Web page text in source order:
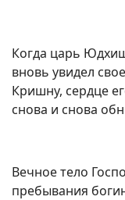
Когда царь
вновь увидел
Кришну, сердце
снова и снова
Вечное тело
пребывания